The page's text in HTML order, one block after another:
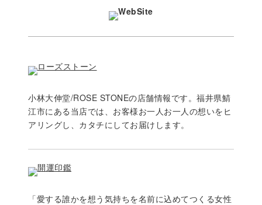
小林大伸堂/ROSE STONEの店舗情報です。福井県鯖
江市にある当店では、お客様お一人お一人の想いをヒ
アリングし、カタチにしてお届けします。
「愛する誰かを想う気持ちを名前に込めてつくる女性